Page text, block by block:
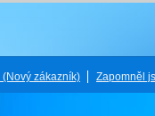
(Nový zákazník) Zapomněl